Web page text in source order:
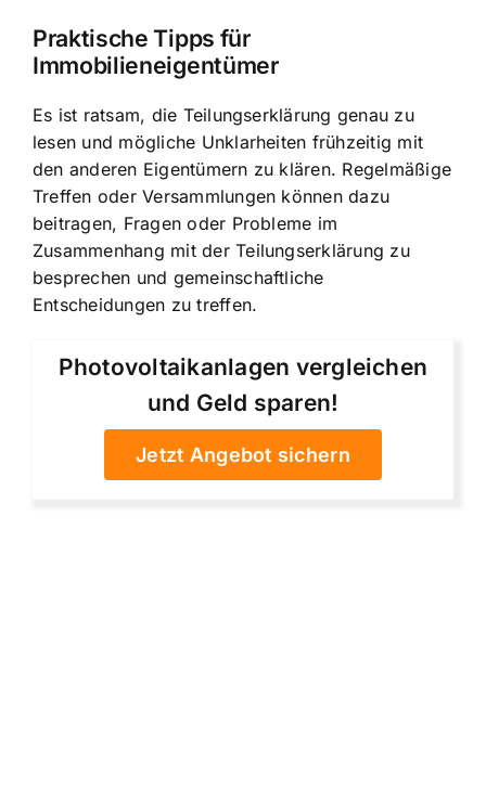
Praktische Tipps für
Immobilieneigentümer
Es ist ratsam, die Teilungserklärung genau zu
lesen und mögliche Unklarheiten frühzeitig mit
den anderen Eigentümern zu klären. Regelmäßige
Treffen oder Versammlungen können dazu
beitragen, Fragen oder Probleme im
Zusammenhang mit der Teilungserklärung zu
besprechen und gemeinschaftliche
Entscheidungen zu treffen.
Photovoltaikanlagen vergleichen
und Geld sparen!
Jetzt Angebot sichern